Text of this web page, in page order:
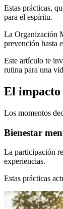
Estas prácticas,
para el espíritu.
La Organización
prevención hasta
Este artículo te
rutina para una
El impacto
Los momentos
Bienestar
La participación
experiencias.
Estas prácticas